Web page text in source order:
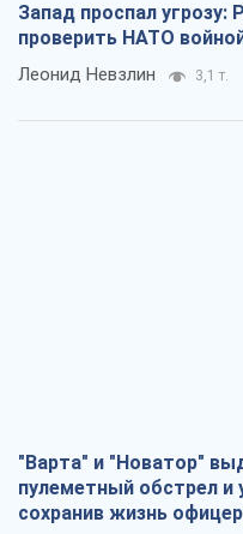
Запад проспал угрозу:
проверить НАТО
Леонид Невзлин 3,1 т.
"Варта" и "Новатор"
пулеметный обстрел и
сохранив жизнь